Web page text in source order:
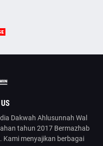
Dakwah Ahlusunnah Wal
tahun 2017 Bermazhab
Kami menyajikan berbagai